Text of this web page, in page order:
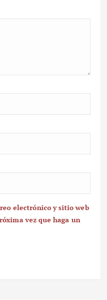
electrónico y sitio web
vez que haga un